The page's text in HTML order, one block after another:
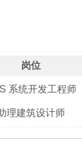
岗位
系统开发工程师
理建筑设计师